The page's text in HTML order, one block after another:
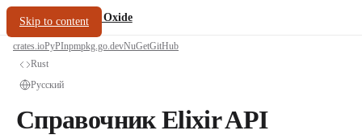
Skip to content
oxide.fyi/PDF Oxide
crates.ioPyPInpmpkg.go.devNuGetGitHub
Rust
Русский
Справочник Elixir API